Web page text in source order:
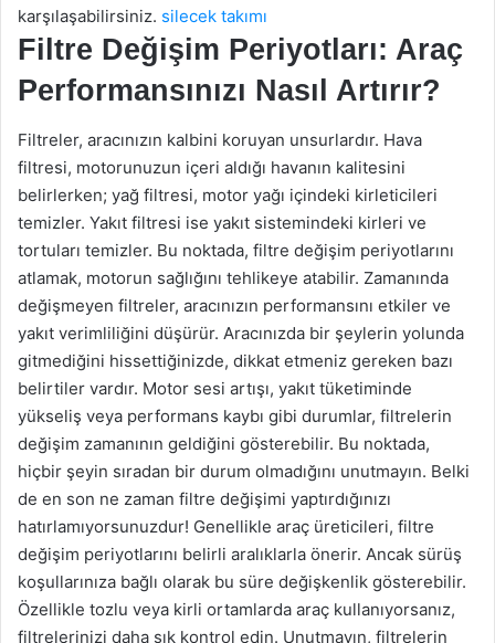
karşılaşabilirsiniz. silecek takımı
Filtre Değişim Periyotları: Araç
Performansınızı Nasıl Artırır?
Filtreler, aracınızın kalbini koruyan unsurlardır. Hava
filtresi, motorunuzun içeri aldığı havanın kalitesini
belirlerken; yağ filtresi, motor yağı içindeki kirleticileri
temizler. Yakıt filtresi ise yakıt sistemindeki kirleri ve
tortuları temizler. Bu noktada, filtre değişim periyotlarını
atlamak, motorun sağlığını tehlikeye atabilir. Zamanında
değişmeyen filtreler, aracınızın performansını etkiler ve
yakıt verimliliğini düşürür. Aracınızda bir şeylerin yolunda
gitmediğini hissettiğinizde, dikkat etmeniz gereken bazı
belirtiler vardır. Motor sesi artışı, yakıt tüketiminde
yükseliş veya performans kaybı gibi durumlar, filtrelerin
değişim zamanının geldiğini gösterebilir. Bu noktada,
hiçbir şeyin sıradan bir durum olmadığını unutmayın. Belki
de en son ne zaman filtre değişimi yaptırdığınızı
hatırlamıyorsunuzdur! Genellikle araç üreticileri, filtre
değişim periyotlarını belirli aralıklarla önerir. Ancak sürüş
koşullarınıza bağlı olarak bu süre değişkenlik gösterebilir.
Özellikle tozlu veya kirli ortamlarda araç kullanıyorsanız,
filtrelerinizi daha sık kontrol edin. Unutmayın, filtrelerin